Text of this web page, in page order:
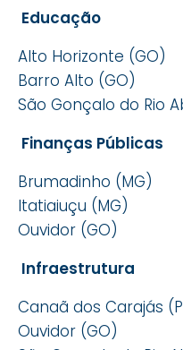
Educação
Alto Horizonte (GO)
Barro Alto (GO)
São Gonçalo do Rio
Finanças Públicas
Brumadinho (MG)
Itatiaiuçu (MG)
Ouvidor (GO)
Infraestrutura
Canaã dos Carajás
Ouvidor (GO)